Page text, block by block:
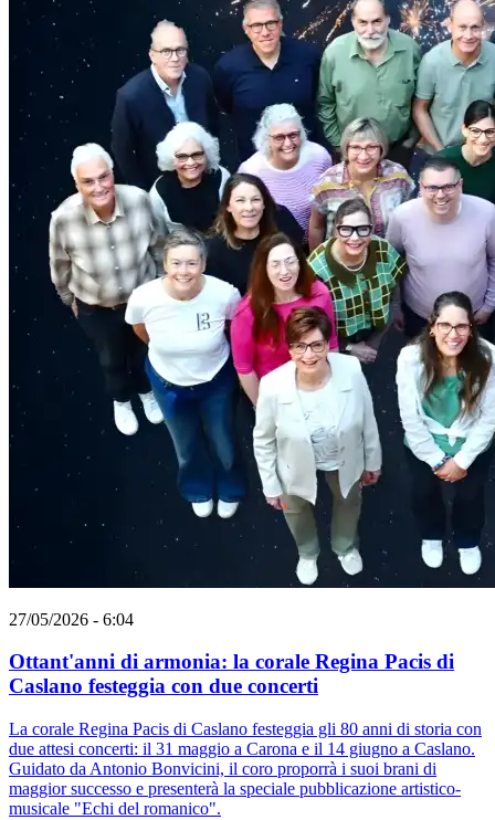
27/05/2026 - 6:04
Ottant'anni di armonia: la corale Regina Pacis di
Caslano festeggia con due concerti
La corale Regina Pacis di Caslano festeggia gli 80 anni di storia con
due attesi concerti: il 31 maggio a Carona e il 14 giugno a Caslano.
Guidato da Antonio Bonvicini, il coro proporrà i suoi brani di
maggior successo e presenterà la speciale pubblicazione artistico-
musicale "Echi del romanico".